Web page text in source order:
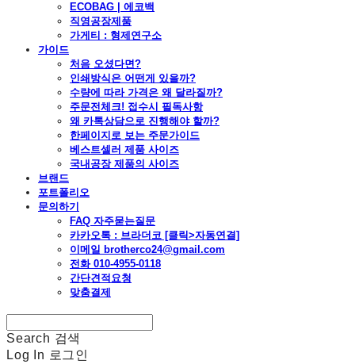
ECOBAG | 에코백
직영공장제품
가게티 : 형제연구소
가이드
처음 오셨다면?
인쇄방식은 어떤게 있을까?
수량에 따라 가격은 왜 달라질까?
주문전체크! 접수시 필독사항
왜 카톡상담으로 진행해야 할까?
한페이지로 보는 주문가이드
베스트셀러 제품 사이즈
국내공장 제품의 사이즈
브랜드
포트폴리오
문의하기
FAQ 자주묻는질문
카카오톡 : 브라더코 [클릭>자동연결]
이메일 brotherco24@gmail.com
전화 010-4955-0118
간단견적요청
맞춤결제
Search 검색
Log In 로그인